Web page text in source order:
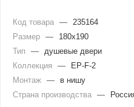
Код товара —
235164
Размер —
180x190
Тип
—
душевые двери
Коллекция
—
EP-F-2
Монтаж —
в нишу
Страна производства —